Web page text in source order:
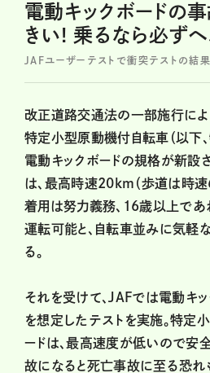
電動キックボードの
きい! 乗るなら必ずヘ
JAFユーザーテストで衝突テストの結
改正道路交通法の一部施行によ
特定小型原動機付自転車（以下
電動キックボードの規格が新設
は、最高時速20km（歩道は時速
着用は努力義務、16歳以上で
運転可能と、自転車並みに気軽
る。
それを受けて、JAFでは電動キ
を想定したテストを実施。特定
ードは、最高速度が低いので安
故になると死亡事故に至る恐れ